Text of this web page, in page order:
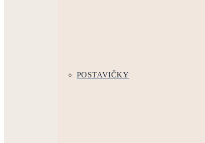
POSTAVIČKY